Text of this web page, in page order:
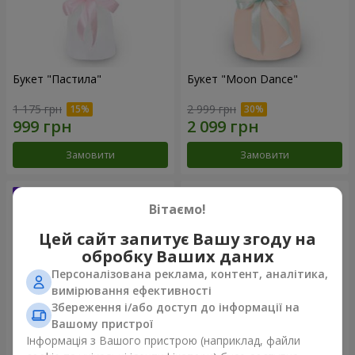
Букет "Пастила"
1 175 грн
Замовити
Букет "Moon Dance"
2 999 грн
Замовити
Вітаємо!
Цей сайт запитує Вашу згоду на
обробку Ваших даних
Персоналізована реклама, контент, аналітика,
вимірювання ефективності
Збереження і/або доступ до інформації на
Вашому пристрої
Інформація з Вашого пристрою (наприклад, файли